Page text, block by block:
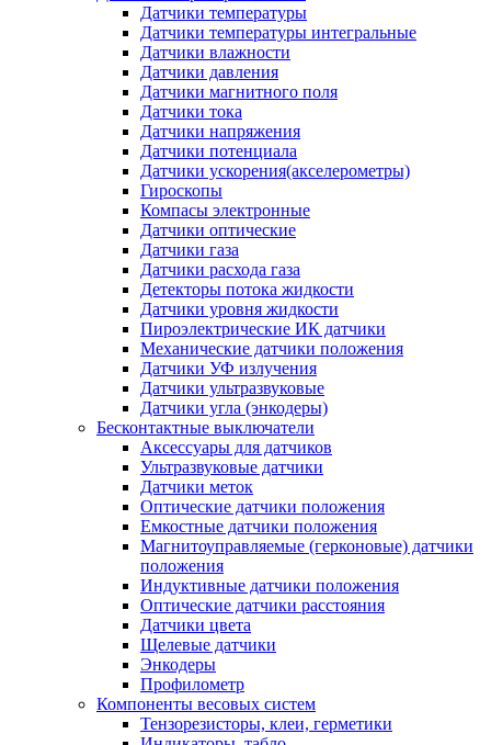
Датчики температуры
Датчики температуры интегральные
Датчики влажности
Датчики давления
Датчики магнитного поля
Датчики тока
Датчики напряжения
Датчики потенциала
Датчики ускорения(акселерометры)
Гироскопы
Компасы электронные
Датчики оптические
Датчики газа
Датчики расхода газа
Детекторы потока жидкости
Датчики уровня жидкости
Пироэлектрические ИК датчики
Механические датчики положения
Датчики УФ излучения
Датчики ультразвуковые
Датчики угла (энкодеры)
Бесконтактные выключатели
Аксессуары для датчиков
Ультразвуковые датчики
Датчики меток
Оптические датчики положения
Емкостные датчики положения
Магнитоуправляемые (герконовые) датчики
положения
Индуктивные датчики положения
Оптические датчики расстояния
Датчики цвета
Щелевые датчики
Энкодеры
Профилометр
Компоненты весовых систем
Тензорезисторы, клеи, герметики